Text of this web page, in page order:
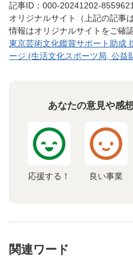
記事ID：000-20241202-
オリジナルサイト（上記の記事
情報はオリジナルサイトをご確
東京芸術文化鑑賞サポート助成
ージ (生活文化スポーツ局, 公益
あなたの意見や感
応援する！ 良い事業
関連ワード